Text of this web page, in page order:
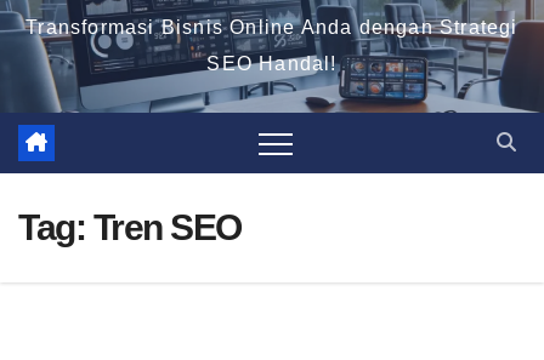
Transformasi Bisnis Online Anda dengan Strategi
SEO Handal!
Tag: Tren SEO